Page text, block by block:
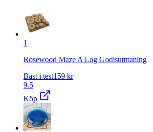
1
Rosewood Maze A Log Godisutmaning
Bäst i test159 kr
9.5
Köp